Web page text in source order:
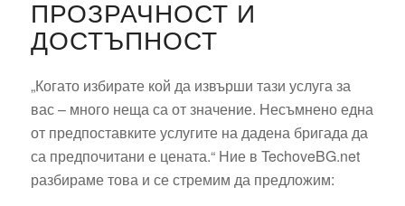
ПРОЗРАЧНОСТ И
ДОСТЪПНОСТ
„Когато избирате кой да извърши тази услуга за
вас – много неща са от значение. Несъмнено една
от предпоставките услугите на дадена бригада да
са предпочитани е цената.“ Ние в TechoveBG.net
разбираме това и се стремим да предложим: